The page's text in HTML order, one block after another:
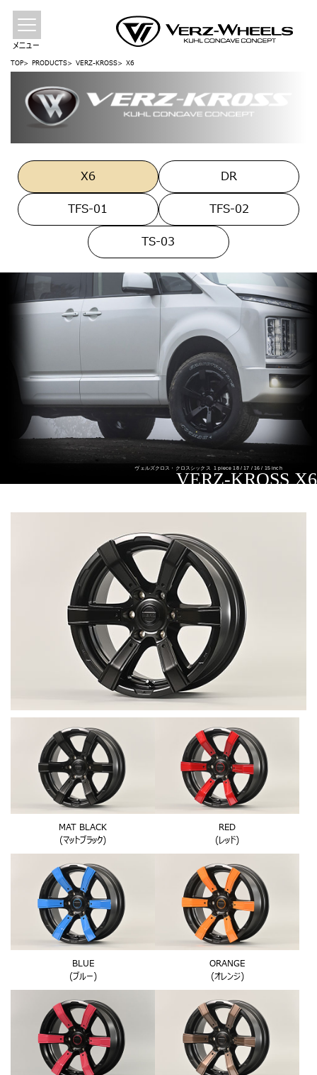
メニュー
TOP PRODUCTS VERZ-KROSS X6
X6
DR
TFS-01
TFS-02
TS-03
ヴェルズクロス・クロスシックス 1 piece 18 / 17 / 16 / 15 inch
VERZ-KROSS X6
MAT BLACK
(マットブラック)
RED
(レッド)
BLUE
(ブルー)
ORANGE
(オレンジ)